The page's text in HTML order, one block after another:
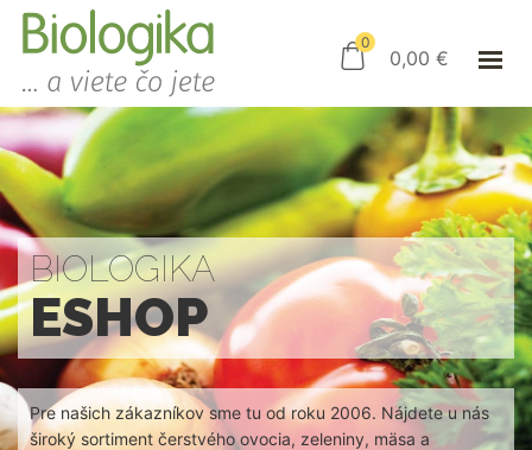
ESHOP
AKO NAKUPOVAŤ
KAMENNÝ OBCHOD
KONTAKT
0
0,00 €
PRIHLÁSENIE
BIOLOGIKA
ESHOP
Pre našich zákazníkov sme tu od roku 2006. Nájdete u nás
široký sortiment čerstvého ovocia, zeleniny, mäsa a